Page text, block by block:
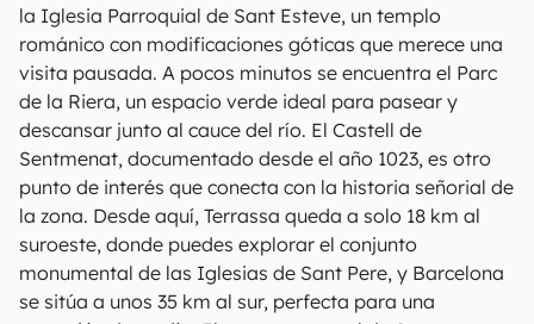
la Iglesia Parroquial de Sant Esteve, un templo
románico con modificaciones góticas que merece una
visita pausada. A pocos minutos se encuentra el Parc
de la Riera, un espacio verde ideal para pasear y
descansar junto al cauce del río. El Castell de
Sentmenat, documentado desde el año 1023, es otro
punto de interés que conecta con la historia señorial de
la zona. Desde aquí, Terrassa queda a solo 18 km al
suroeste, donde puedes explorar el conjunto
monumental de las Iglesias de Sant Pere, y Barcelona
se sitúa a unos 35 km al sur, perfecta para una